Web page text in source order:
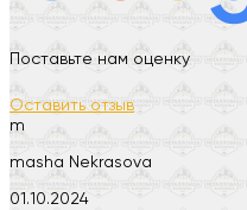
Поставьте нам оценку
Оставить отзыв
m
masha Nekrasova
01.10.2024